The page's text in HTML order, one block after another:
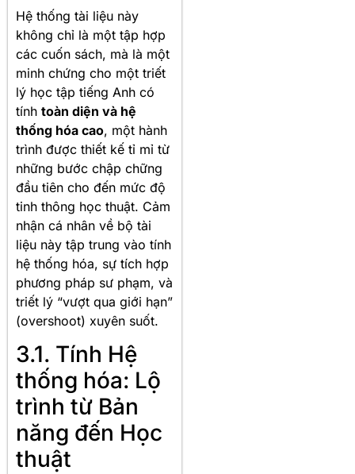
Hệ thống tài liệu này
không chỉ là một tập hợp
các cuốn sách, mà là một
minh chứng cho một triết
lý học tập tiếng Anh có
tính toàn diện và hệ
thống hóa cao, một hành
trình được thiết kế tỉ mỉ từ
những bước chập chững
đầu tiên cho đến mức độ
tinh thông học thuật. Cảm
nhận cá nhân về bộ tài
liệu này tập trung vào tính
hệ thống hóa, sự tích hợp
phương pháp sư phạm, và
triết lý “vượt qua giới hạn”
(overshoot) xuyên suốt.
3.1. Tính Hệ
thống hóa: Lộ
trình từ Bản
năng đến Học
thuật